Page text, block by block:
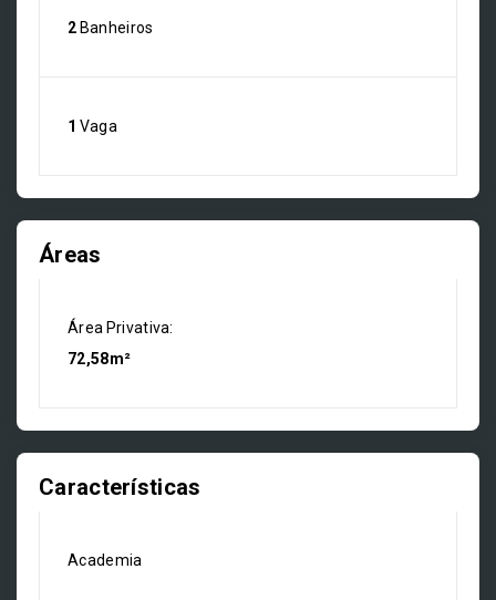
2 Banheiros
1 Vaga
Áreas
Área Privativa:
72,58m²
Características
Academia